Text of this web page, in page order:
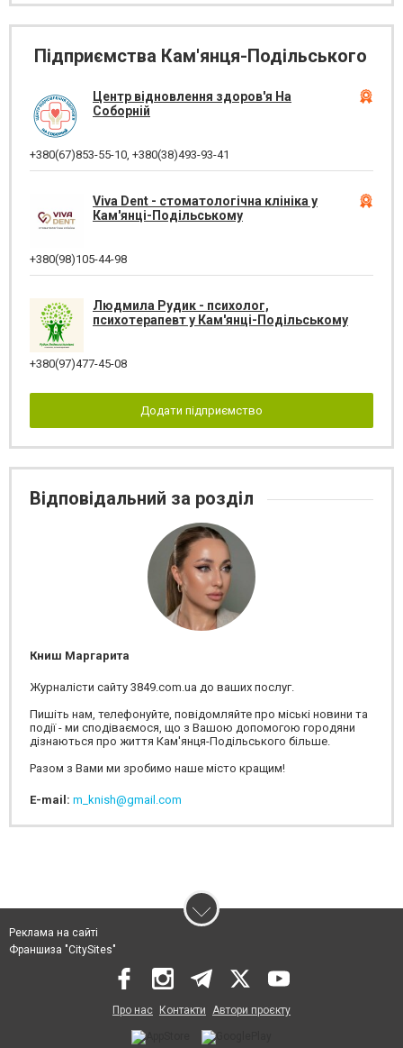
Підприємства Кам'янця-Подільського
Центр відновлення здоров'я На
Соборній
+380(67)853-55-10 +380(38)493-93-41
Viva Dent - стоматологічна клініка у
Кам'янці-Подільському
+380(98)105-44-98
Людмила Рудик - психолог,
психотерапевт у Кам'янці-Подільському
+380(97)477-45-08
Додати підприємство
Відповідальний за розділ
Книш Маргарита
Журналісти сайту 3849.com.ua до ваших послуг.
Пишіть нам, телефонуйте, повідомляйте про міські новини та
події - ми сподіваємося, що з Вашою допомогою городяни
дізнаються про життя Кам'янця-Подільського більше.
Разом з Вами ми зробимо наше місто кращим!
E-mail: m_knish@gmail.com
Реклама на сайті
Франшиза "CitySites"
Про нас Контакти Автори проєкту